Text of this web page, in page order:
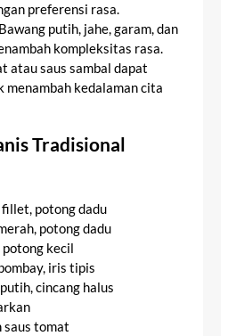
preferensi rasa.
Bawang putih, jahe, garam, dan
kompleksitas rasa.
atau saus sambal dapat
menambah kedalaman cita
Tradisional
potong dadu
potong dadu
potong kecil
iris tipis
cincang halus
saus tomat